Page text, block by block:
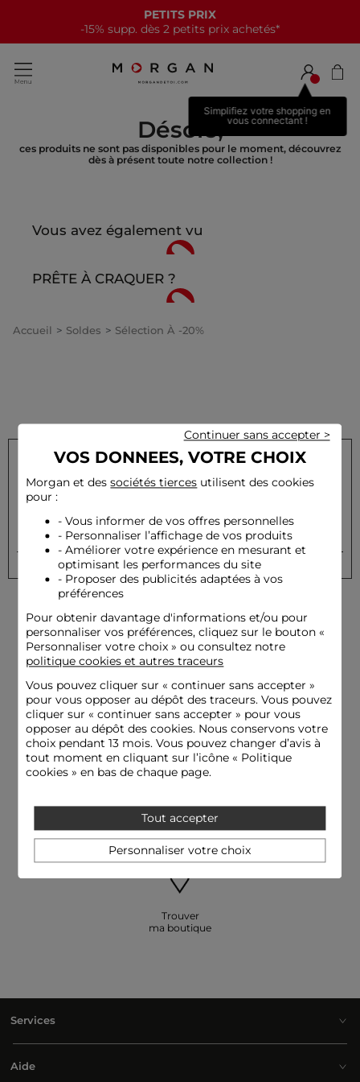
PETITS PRIX
-15% supp. dès 2 petits prix achetés*
Simplifiez votre shopping en
vous connectant !
Désolé,
ces produits ne sont pas disponibles pour le moment, découvrez
dès à présent toute notre collection !
Vous avez également vu
PRÊTE À CRAQUER ?
Accueil Soldes Sélection À -20%
Inscrivez-vous à notre newsletter et recevez nos offres
Votre e-mail
Livraison offerte
dès 79€
Paiement
sécurisé
E-réserver: essayer
et payer en boutique
Besoin d'aide
Trouver
ma boutique
Services
Aide
VOS DONNEES, VOTRE CHOIX
Morgan et dessociétés tierces utilisent des cookies
pour :
- Vous informer de vos offres personnelles
- Personnaliser l’affichage de vos produits
- Améliorer votre expérience en mesurant et
optimisant les performances du site
- Proposer des publicités adaptées à vos
préférences
Pour obtenir davantage d'informations et/ou pour
personnaliser vos préférences, cliquez sur le bouton «
Personnaliser votre choix » ou consultez notre
politique cookies et autres traceurs
Vous pouvez cliquer sur « continuer sans accepter»
pour vous opposer au dépôt des traceurs. Vous pouvez
cliquer sur « continuer sans accepter » pour vous
opposer au dépôt des cookies. Nous conservons votre
choix pendant 13 mois. Vous pouvez changer d’avis à
tout moment en cliquant sur l’icône « Politique
cookies » en bas de chaque page.
Tout accepter
Continuer sans accepter >
Personnaliser votre choix